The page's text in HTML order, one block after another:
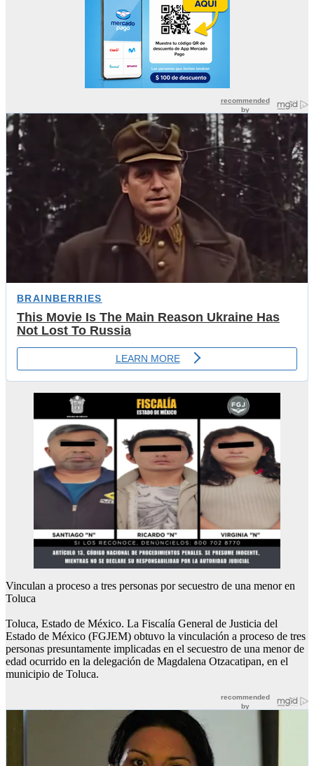
Vinculan a proceso a tres personas por secuestro de una menor en
Toluca
Toluca, Estado de México. La Fiscalía General de Justicia del
Estado de México (FGJEM) obtuvo la vinculación a proceso de tres
personas presuntamente implicadas en el secuestro de una menor de
edad ocurrido en la delegación de Magdalena Otzacatipan, en el
municipio de Toluca.